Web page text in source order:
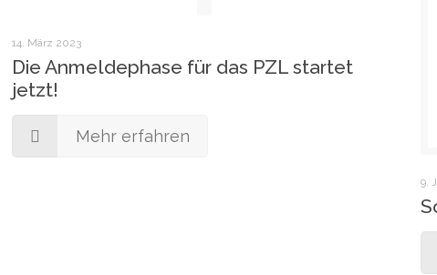
14. März 2023
Die Anmeldephase für das PZL startet
jetzt!
Mehr erfahren
9.